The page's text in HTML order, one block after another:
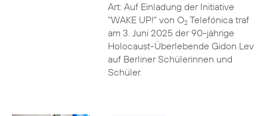
Art: Auf Einladung der Initiative
"WAKE UP!" von O2Telefónica traf
am 3. Juni 2025 der 90-jährige
Holocaust-Überlebende Gidon Lev
auf Berliner Schülerinnen und
Schüler.